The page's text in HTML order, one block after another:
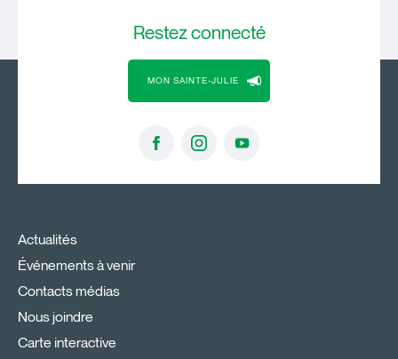
Restezconnecté
MON SAINTE-JULIE
Actualités
Événements à venir
Contacts médias
Nous joindre
Carte interactive